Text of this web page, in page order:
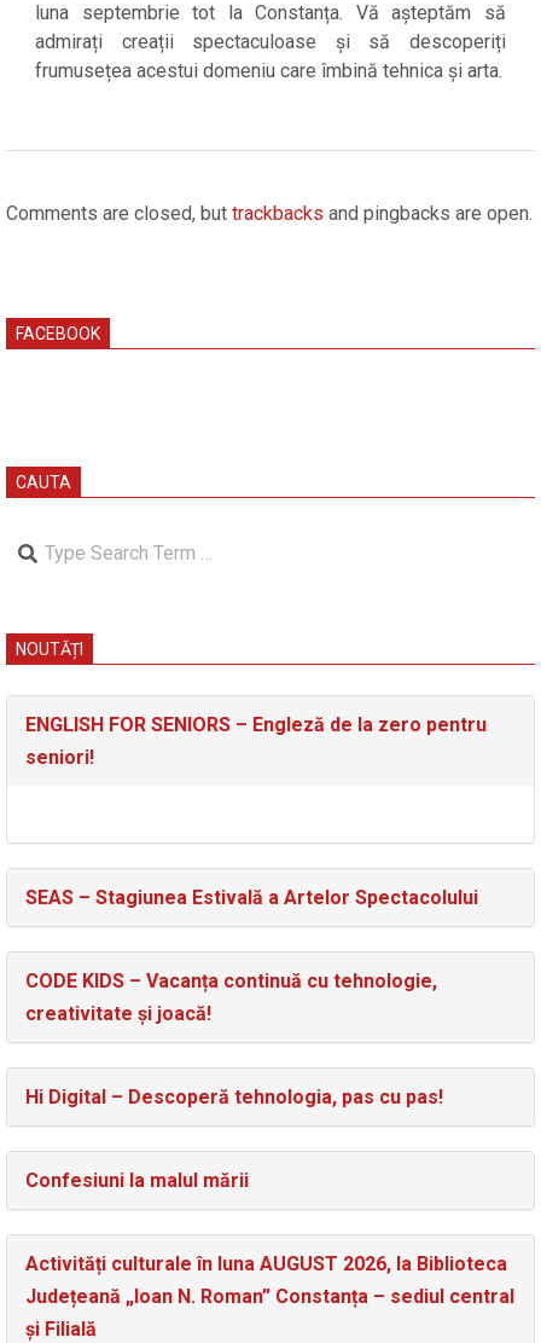
luna septembrie tot la Constanța. Vă așteptăm să
admirați creații spectaculoase și să descoperiți
frumusețea acestui domeniu care îmbină tehnica și arta.
02
Comments are closed, but trackbacks and pingbacks are open.
FACEBOOK
CAUTA
Search
NOUTĂȚI
ENGLISH FOR SENIORS – Engleză de la zero pentru
seniori!
SEAS – Stagiunea Estivală a Artelor Spectacolului
CODE KIDS – Vacanța continuă cu tehnologie,
creativitate și joacă!
Hi Digital – Descoperă tehnologia, pas cu pas!
Confesiuni la malul mării
Activități culturale în luna AUGUST 2026, la Biblioteca
Județeană „Ioan N. Roman” Constanța – sediul central
și Filială